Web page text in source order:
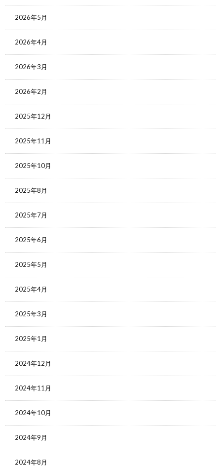
2026年5月
2026年4月
2026年3月
2026年2月
2025年12月
2025年11月
2025年10月
2025年8月
2025年7月
2025年6月
2025年5月
2025年4月
2025年3月
2025年1月
2024年12月
2024年11月
2024年10月
2024年9月
2024年8月